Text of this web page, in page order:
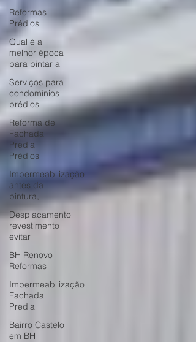
Reformas
Prédios
Qual é a
melhor época
para pintar a
Serviços para
condomínios
prédios
Reforma de
Fachada
Predial
Prédios
Impermeabilização
antes da
pintura,
Desplacamento
revestimento
evitar
BH Renovo
Reformas
Impermeabilização
Fachada
Predial
Bairro Castelo
em BH